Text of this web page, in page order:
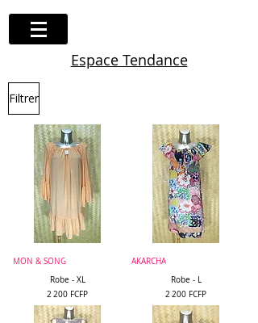
Espace Tendance
Filtrer
MON & SONG
Robe - XL
Prix
2 200 FCFP
AKARCHA
Robe - L
Prix
2 200 FCFP